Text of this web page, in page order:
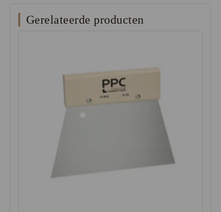
Gerelateerde producten